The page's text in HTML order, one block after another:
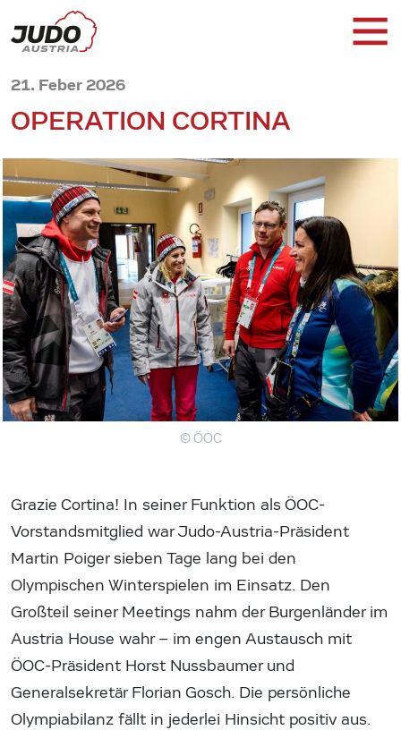
21. Feber 2026
OPERATION CORTINA
© ÖOC
Grazie Cortina! In seiner Funktion als ÖOC-
Vorstandsmitglied war Judo-Austria-Präsident
Martin Poiger sieben Tage lang bei den
Olympischen Winterspielen im Einsatz. Den
Großteil seiner Meetings nahm der Burgenländer im
Austria House wahr – im engen Austausch mit
ÖOC-Präsident Horst Nussbaumer und
Generalsekretär Florian Gosch. Die persönliche
Olympiabilanz fällt in jederlei Hinsicht positiv aus.